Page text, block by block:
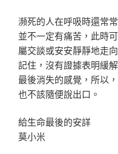
瀕死的人在呼吸時還常
並不一定有痛苦，此時
屬交談或安安靜靜地走
記住，沒有證據表明緩
最後消失的感覺，所以
也不該隨便說出口。
給生命最後的安詳
莫小米